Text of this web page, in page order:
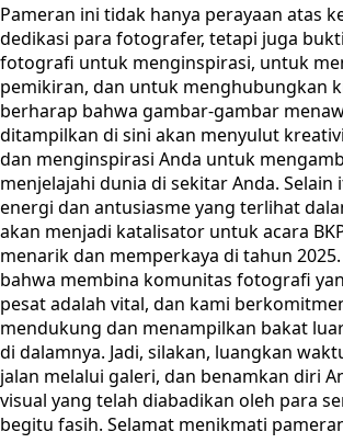
Pameran ini tidak hanya perayaan atas
dedikasi para fotografer, tetapi juga
fotografi untuk menginspirasi, untuk
pemikiran, dan untuk menghubungkan
berharap bahwa gambar-gambar
ditampilkan di sini akan menyulut
dan menginspirasi Anda untuk
menjelajahi dunia di sekitar Anda.
energi dan antusiasme yang terlihat
akan menjadi katalisator untuk acara
menarik dan memperkaya di tahun
bahwa membina komunitas fotografi
pesat adalah vital, dan kami
mendukung dan menampilkan bakat
di dalamnya. Jadi, silakan, luangkan
jalan melalui galeri, dan benamkan diri
visual yang telah diabadikan oleh para
begitu fasih. Selamat menikmati